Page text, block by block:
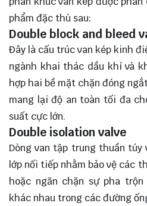
phẩm đặc thù sau:
Double block and bleed
Đây là cấu trúc van kép kinh
ngành khai thác dầu khí và
hợp hai bề mặt chặn đóng
mang lại độ an toàn tối đa
suất cực lớn.
Double isolation valve
Dòng van tập trung thuần túy
lớp nối tiếp nhằm bảo vệ các
hoặc ngăn chặn sự pha
khác nhau trong các đường